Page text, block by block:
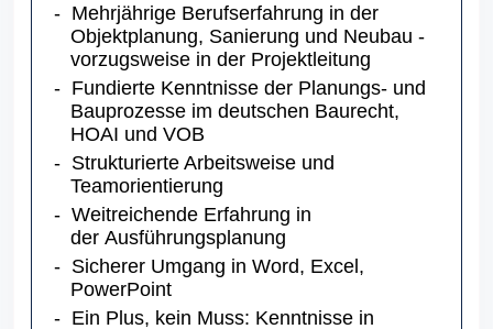
Mehrjährige Berufserfahrung in der
Objektplanung, Sanierung und Neubau -
vorzugsweise in der Projektleitung
Fundierte Kenntnisse der Planungs- und
Bauprozesse im deutschen Baurecht,
HOAI und VOB
Strukturierte Arbeitsweise und
Teamorientierung
Weitreichende Erfahrung in
der Ausführungsplanung
Sicherer Umgang in Word, Excel,
PowerPoint
Ein Plus, kein Muss: Kenntnisse in